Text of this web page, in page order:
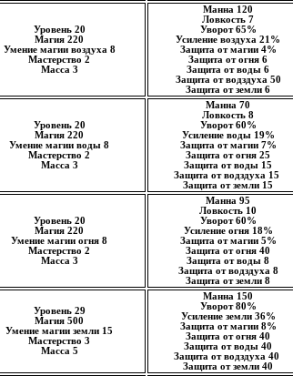
Уровень 20
Магия 220
Умение магии воздуха 8
Мастерство 2
Масса 3
Манна 120
Ловкость 7
Уворот 65%
Усиление воздуха 21%
Защита от магии 4%
Защита от огня 6
Защита от воды 6
Защита от водздуха 50
Защита от земли 6
Уровень 20
Магия 220
Умение магии воды 8
Мастерство 2
Масса 3
Манна 70
Ловкость 8
Уворот 60%
Усиление воды 19%
Защита от магии 7%
Защита от огня 25
Защита от воды 15
Защита от водздуха 15
Защита от земли 15
Уровень 20
Магия 220
Умение магии огня 8
Мастерство 2
Масса 3
Манна 95
Ловкость 10
Уворот 60%
Усиление огня 18%
Защита от магии 5%
Защита от огня 40
Защита от воды 8
Защита от водздуха 8
Защита от земли 8
Уровень 29
Магия 500
Умение магии земли 15
Мастерство 3
Масса 5
Манна 150
Уворот 80%
Усиление земли 36%
Защита от магии 8%
Защита от огня 40
Защита от воды 40
Защита от водздуха 40
Защита от земли 40